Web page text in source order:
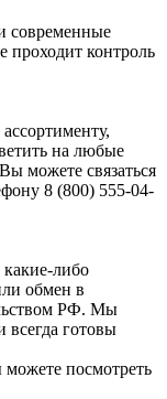
современные
проходит контроль
на любые
можете связаться
8 (800) 555-04-
либо
обмен в
РФ. Мы
всегда готовы
посмотреть